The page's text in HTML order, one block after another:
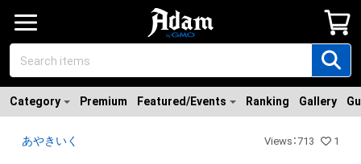
Category Premium Featured/Events Ranking Gallery
あやきいく Views ：713 1